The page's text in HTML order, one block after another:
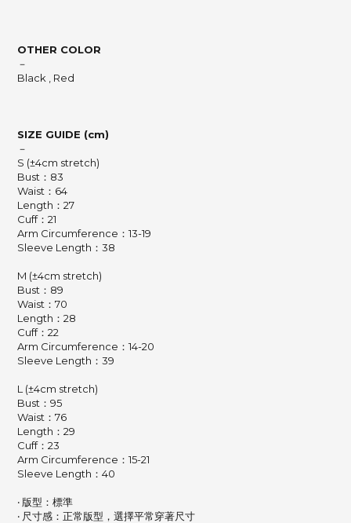
OTHER COLOR
－
Black , Red
SIZE GUIDE (cm)
－
S (±4cm stretch)
Bust：83
Waist：64
Length：27
Cuff：21
Arm Circumference：13-19
Sleeve Length：38
M (±4cm stretch)
Bust：89
Waist：70
Length：28
Cuff：22
Arm Circumference：14-20
Sleeve Length：39
L (±4cm stretch)
Bust：95
Waist：76
Length：29
Cuff：23
Arm Circumference：15-21
Sleeve Length：40
‧ 版型：標準
‧ 尺寸感：正常版型，選擇平常穿著尺寸